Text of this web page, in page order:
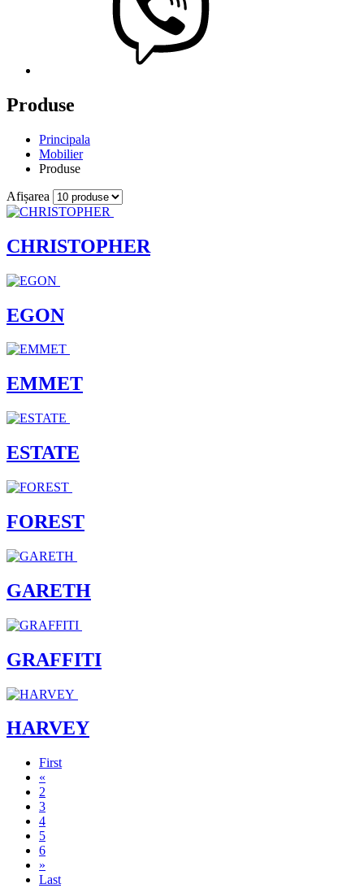
Produse
Principala
Mobilier
Produse
Afișarea
CHRISTOPHER
EGON
EMMET
ESTATE
FOREST
GARETH
GRAFFITI
HARVEY
First
«
2
3
4
5
6
»
Last